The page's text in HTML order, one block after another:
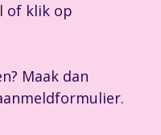
of klik op
Maak dan